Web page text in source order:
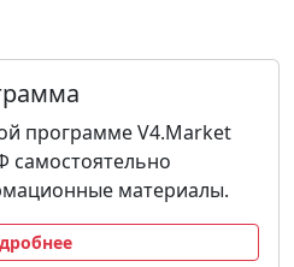
программе V4.Market
самостоятельно
материалы.